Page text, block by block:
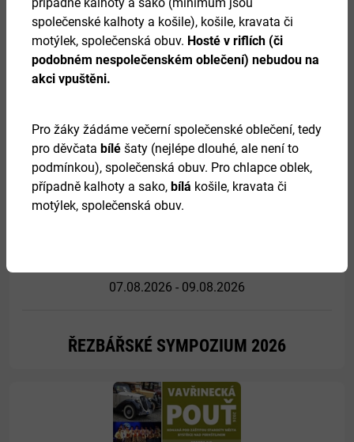
DOBŘE ROZEHRANÁ PARTIE
07.08.2026 - 09.08.2026
ŘEZBÁŘSKÉ SYMPOZIUM 2026
Více
společenské kalhoty a košile), košile, kravata či
motýlek, společenská obuv. Hosté v riflích (či
podobném nespolečenském oblečení) nebudou na
akci vpuštěni.
Pro žáky žádáme večerní společenské oblečení, tedy
pro děvčata bílé šaty (nejlépe dlouhé, ale není to
podmínkou), společenská obuv. Pro chlapce oblek,
případně kalhoty a sako, bílá košile, kravata či
motýlek, společenská obuv.